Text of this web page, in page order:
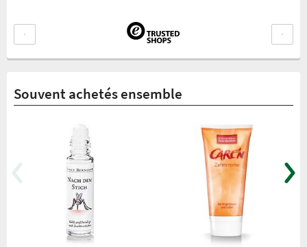
Souvent achetés ensemble